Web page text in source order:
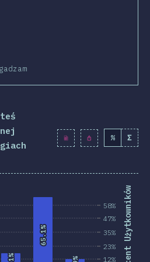
% Σ
12%
23%
35%
47%
58% Procent Użytkowników
65.1%
65.1%